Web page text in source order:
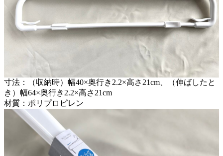
寸法：（収納時）幅40×奥行き2.2×高さ21cm、（伸ばしたと
き）幅64×奥行き2.2×高さ21cm
材質：ポリプロピレン